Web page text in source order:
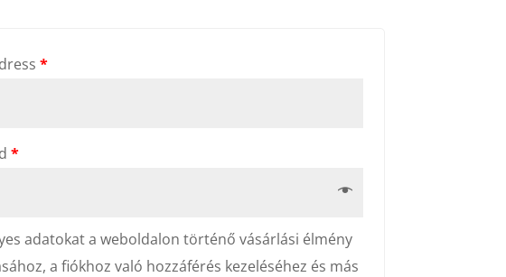
*
*
adatokat a weboldalon történő vásárlási élmény
a fiókhoz való hozzáférés kezeléséhez és más